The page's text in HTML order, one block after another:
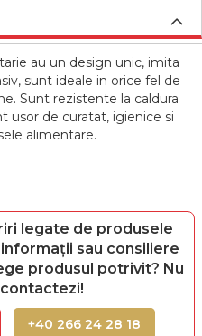
au un design unic, imita
sunt ideale in orice fel de
Sunt rezistente la caldura
usor de curatat, igienice si
alimentare.
legate de produsele
sau consiliere
produsul potrivit? Nu
+40 266 24 28 18